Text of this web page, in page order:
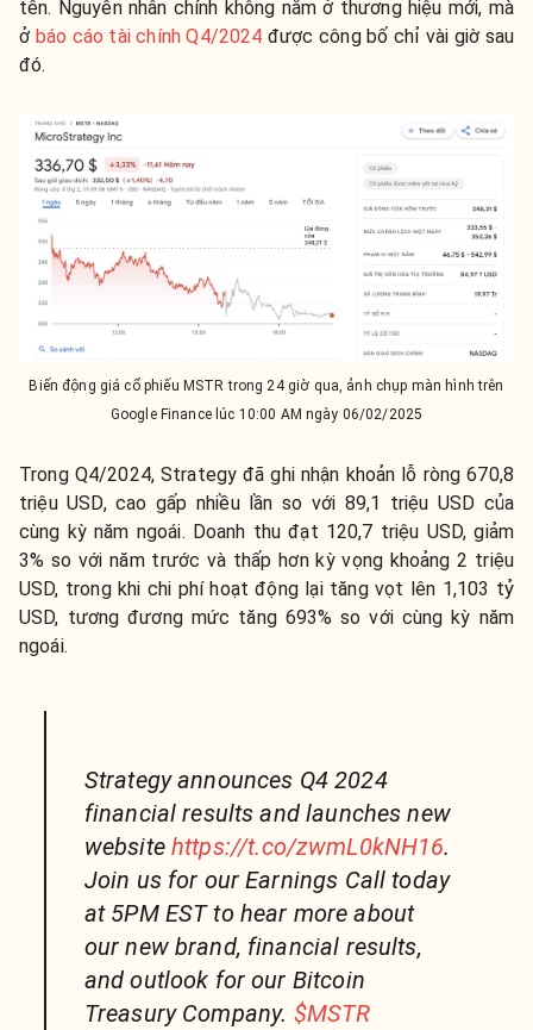
tên. Nguyên nhân chính không nằm ở thương hiệu mới, mà
ở báo cáo tài chính Q4/2024 được công bố chỉ vài giờ sau
đó.
Biến động giá cổ phiếu MSTR trong 24 giờ qua, ảnh chụp màn hình trên
Google Finance lúc 10:00 AM ngày 06/02/2025
Trong Q4/2024, Strategy đã ghi nhận khoản lỗ ròng 670,8
triệu USD, cao gấp nhiều lần so với 89,1 triệu USD của
cùng kỳ năm ngoái. Doanh thu đạt 120,7 triệu USD, giảm
3% so với năm trước và thấp hơn kỳ vọng khoảng 2 triệu
USD, trong khi chi phí hoạt động lại tăng vọt lên 1,103 tỷ
USD, tương đương mức tăng 693% so với cùng kỳ năm
ngoái.
Strategy announces Q4 2024
financial results and launches new
website https://t.co/zwmL0kNH16.
Join us for our Earnings Call today
at 5PM EST to hear more about
our new brand, financial results,
and outlook for our Bitcoin
Treasury Company. $MSTR